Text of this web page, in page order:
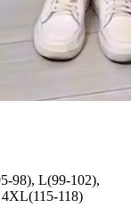
98), L(99-102),
118)